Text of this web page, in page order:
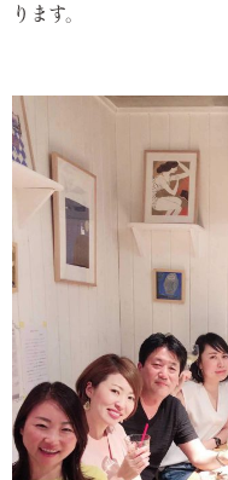
ります。